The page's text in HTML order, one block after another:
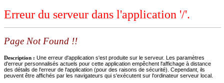
Erreur du serveur dans l'application '/'.
Page Not Found !!
Description : Une erreur d'application s'est produite sur le serveur. Les paramètres
d'erreur personnalisés actuels pour cette application empêchent l'affichage à distance
des détails de l'erreur de l'application (pour des raisons de sécurité). Cependant, ils
peuvent être affichés par les navigateurs qui s'exécutent sur l'ordinateur serveur local.